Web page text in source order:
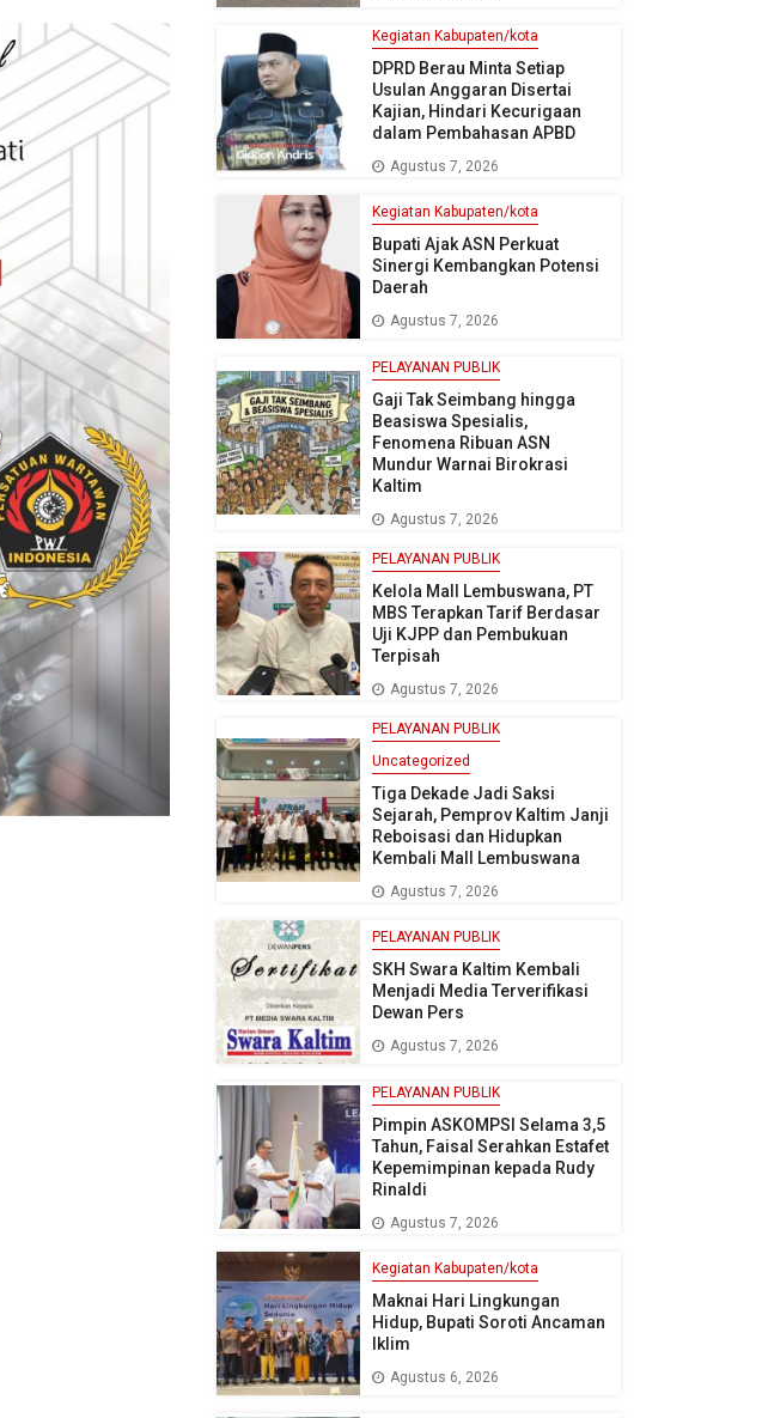
Kegiatan Kabupaten/kota
DPRD Berau Minta Setiap
Usulan Anggaran Disertai
Kajian, Hindari Kecurigaan
dalam Pembahasan APBD
Agustus 7, 2026
Kegiatan Kabupaten/kota
Bupati Ajak ASN Perkuat
Sinergi Kembangkan Potensi
Daerah
Agustus 7, 2026
PELAYANAN PUBLIK
Gaji Tak Seimbang hingga
Beasiswa Spesialis,
Fenomena Ribuan ASN
Mundur Warnai Birokrasi
Kaltim
Agustus 7, 2026
PELAYANAN PUBLIK
Kelola Mall Lembuswana, PT
MBS Terapkan Tarif Berdasar
Uji KJPP dan Pembukuan
Terpisah
Agustus 7, 2026
PELAYANAN PUBLIK
Uncategorized
Tiga Dekade Jadi Saksi
Sejarah, Pemprov Kaltim Janji
Reboisasi dan Hidupkan
Kembali Mall Lembuswana
Agustus 7, 2026
PELAYANAN PUBLIK
SKH Swara Kaltim Kembali
Menjadi Media Terverifikasi
Dewan Pers
Agustus 7, 2026
PELAYANAN PUBLIK
Pimpin ASKOMPSI Selama 3,5
Tahun, Faisal Serahkan Estafet
Kepemimpinan kepada Rudy
Rinaldi
Agustus 7, 2026
Kegiatan Kabupaten/kota
Maknai Hari Lingkungan
Hidup, Bupati Soroti Ancaman
Iklim
Agustus 6, 2026